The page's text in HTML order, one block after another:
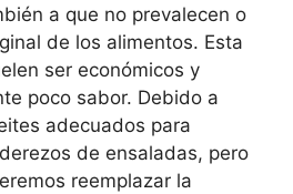
a que no prevalecen o
de los alimentos. Esta
ser económicos y
poco sabor. Debido a
adecuados para
de ensaladas, pero
reemplazar la